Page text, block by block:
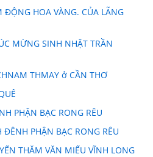
ĐỘNG HOA VÀNG. CỦA LÃNG
MỪNG SINH NHẬT TRẦN
THMAY ở CẦN THƠ
PHẬN BẠC RONG RÊU
ĐÊNH PHẬN BẠC RONG RÊU
THĂM VĂN MIẾU VĨNH LONG